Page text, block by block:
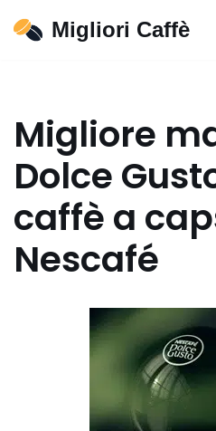
Migliori Caffè
Migliore
Dolce
caffè a
Nescafé